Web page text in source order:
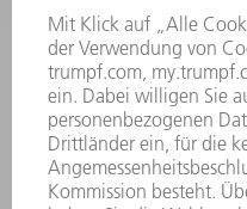
Häufig
Allgemeine
Mo - Do:
Fr: